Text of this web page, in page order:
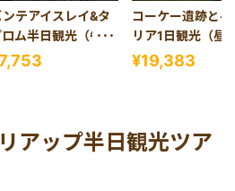
ンテアイスレイ&タ
ム半日観光（午
午後発）
コーケー遺跡と
リア1日観光（昼
き）
¥19,383
アップ半日観光ツア